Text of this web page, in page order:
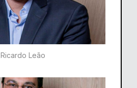
Ricardo Leão​